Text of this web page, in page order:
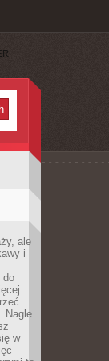
ale
i
do
Nagle
w